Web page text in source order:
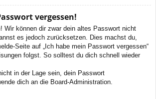
vergessen!
Wir können dir zwar dein altes Passwort nicht
es jedoch zurücksetzen. Dies machst du,
Seite auf „Ich habe mein Passwort vergessen“
folgst. So solltest du dich schnell wieder
in der Lage sein, dein Passwort
dich an die Board-Administration.